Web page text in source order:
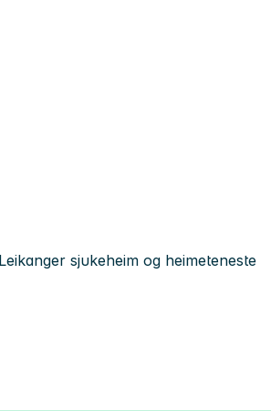
sjukeheim og heimeteneste